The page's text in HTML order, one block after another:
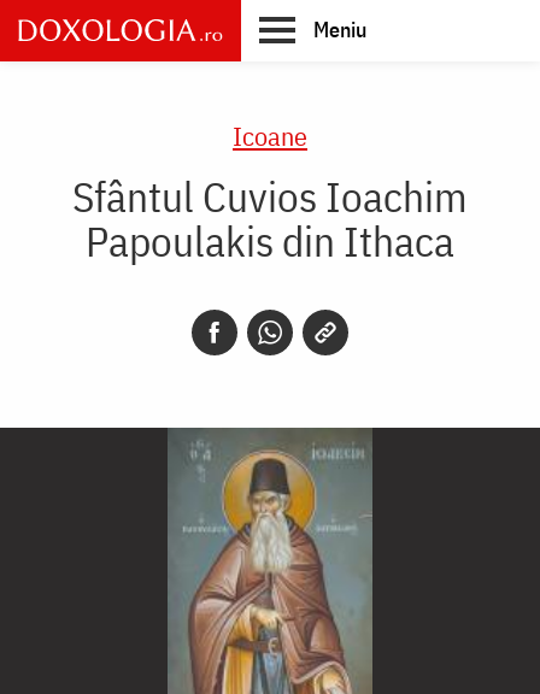
Skip
to
main
Meniu
Icoane
Sfântul Cuvios Ioachim
Papoulakis din Ithaca